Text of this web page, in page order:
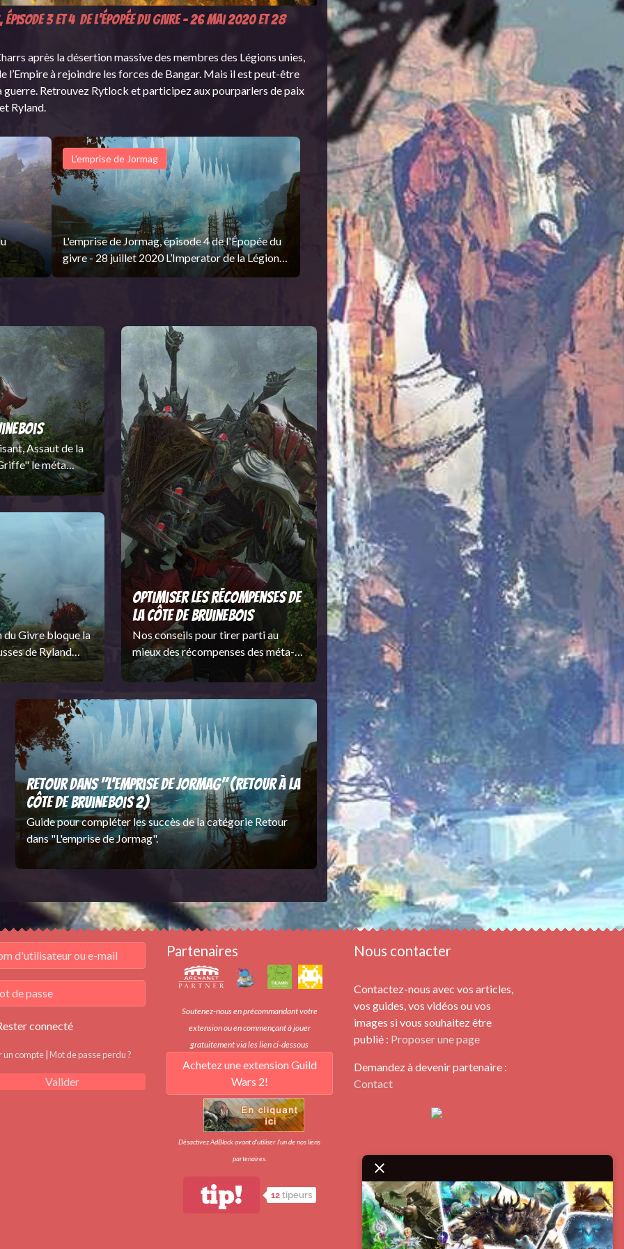
épisode 3 et 4 de l'Épopée du givre - 26 mai 2020 et 28
après la désertion massive des membres des Légions unies,
l’Empire à rejoindre les forces de Bangar. Mais il est peut-être
guerre. Retrouvez Rytlock et participez aux pourparlers de paix
Ryland.
et
L'emprise de Jormag
L'emprise de Jormag, épisode 4 de l'Épopée du
givre - 28 juillet 2020 L’Imperator de la Légion
Sanglante Bangar Porteruine a poussé ses
l’échec de toute négociation et l’apparition
d’une nouvelle menace redoutable, la guerre
civile des Charrs entre dans une phase critique…
ce qui n’a pas échappé au dragon des glaces.
Assaut de la
le méta
Optimiser les récompenses de
la Côte de Bruinebois
Nos conseils pour tirer parti au
mieux des récompenses des méta-
événements de la Côte de
Bruinebois.
du Givre bloque la
de Ryland
et éliminez
de la légion.
Retour dans "L'emprise de Jormag" (Retour à la
Côte de Bruinebois 2)
Guide pour compléter les succès de la catégorie Retour
dans "L'emprise de Jormag".
connecté
un compte Mot de passe perdu ?
Valider
Partenaires
Soutenez-nous en précommandant votre
extension ou en commençant à jouer
gratuitement via les lien ci-dessous
Achetez une extension Guild
Wars 2!
Désactivez AdBlock avant d'utiliser l'un de nos liens
partenaires.
tip! 12tipeurs
Nous contacter
Contactez-nous avec vos articles,
vos guides, vos vidéos ou vos
images si vous souhaitez être
publié : Proposer une page
Demandez à devenir partenaire :
Contact